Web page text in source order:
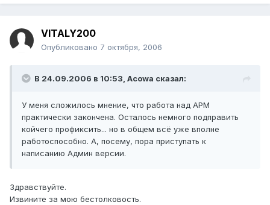
VITALY200
Опубликовано 7 октября, 2006
В 24.09.2006 в 10:53, Acowa сказал:
У меня сложилось мнение, что работа над АРМ
практически закончена. Осталось немного подправить
койчего профиксить... но в общем всё уже вполне
работоспособно. А, посему, пора приступать к
написанию Админ версии.
Здравствуйте.
Извините за мою бестолковость.